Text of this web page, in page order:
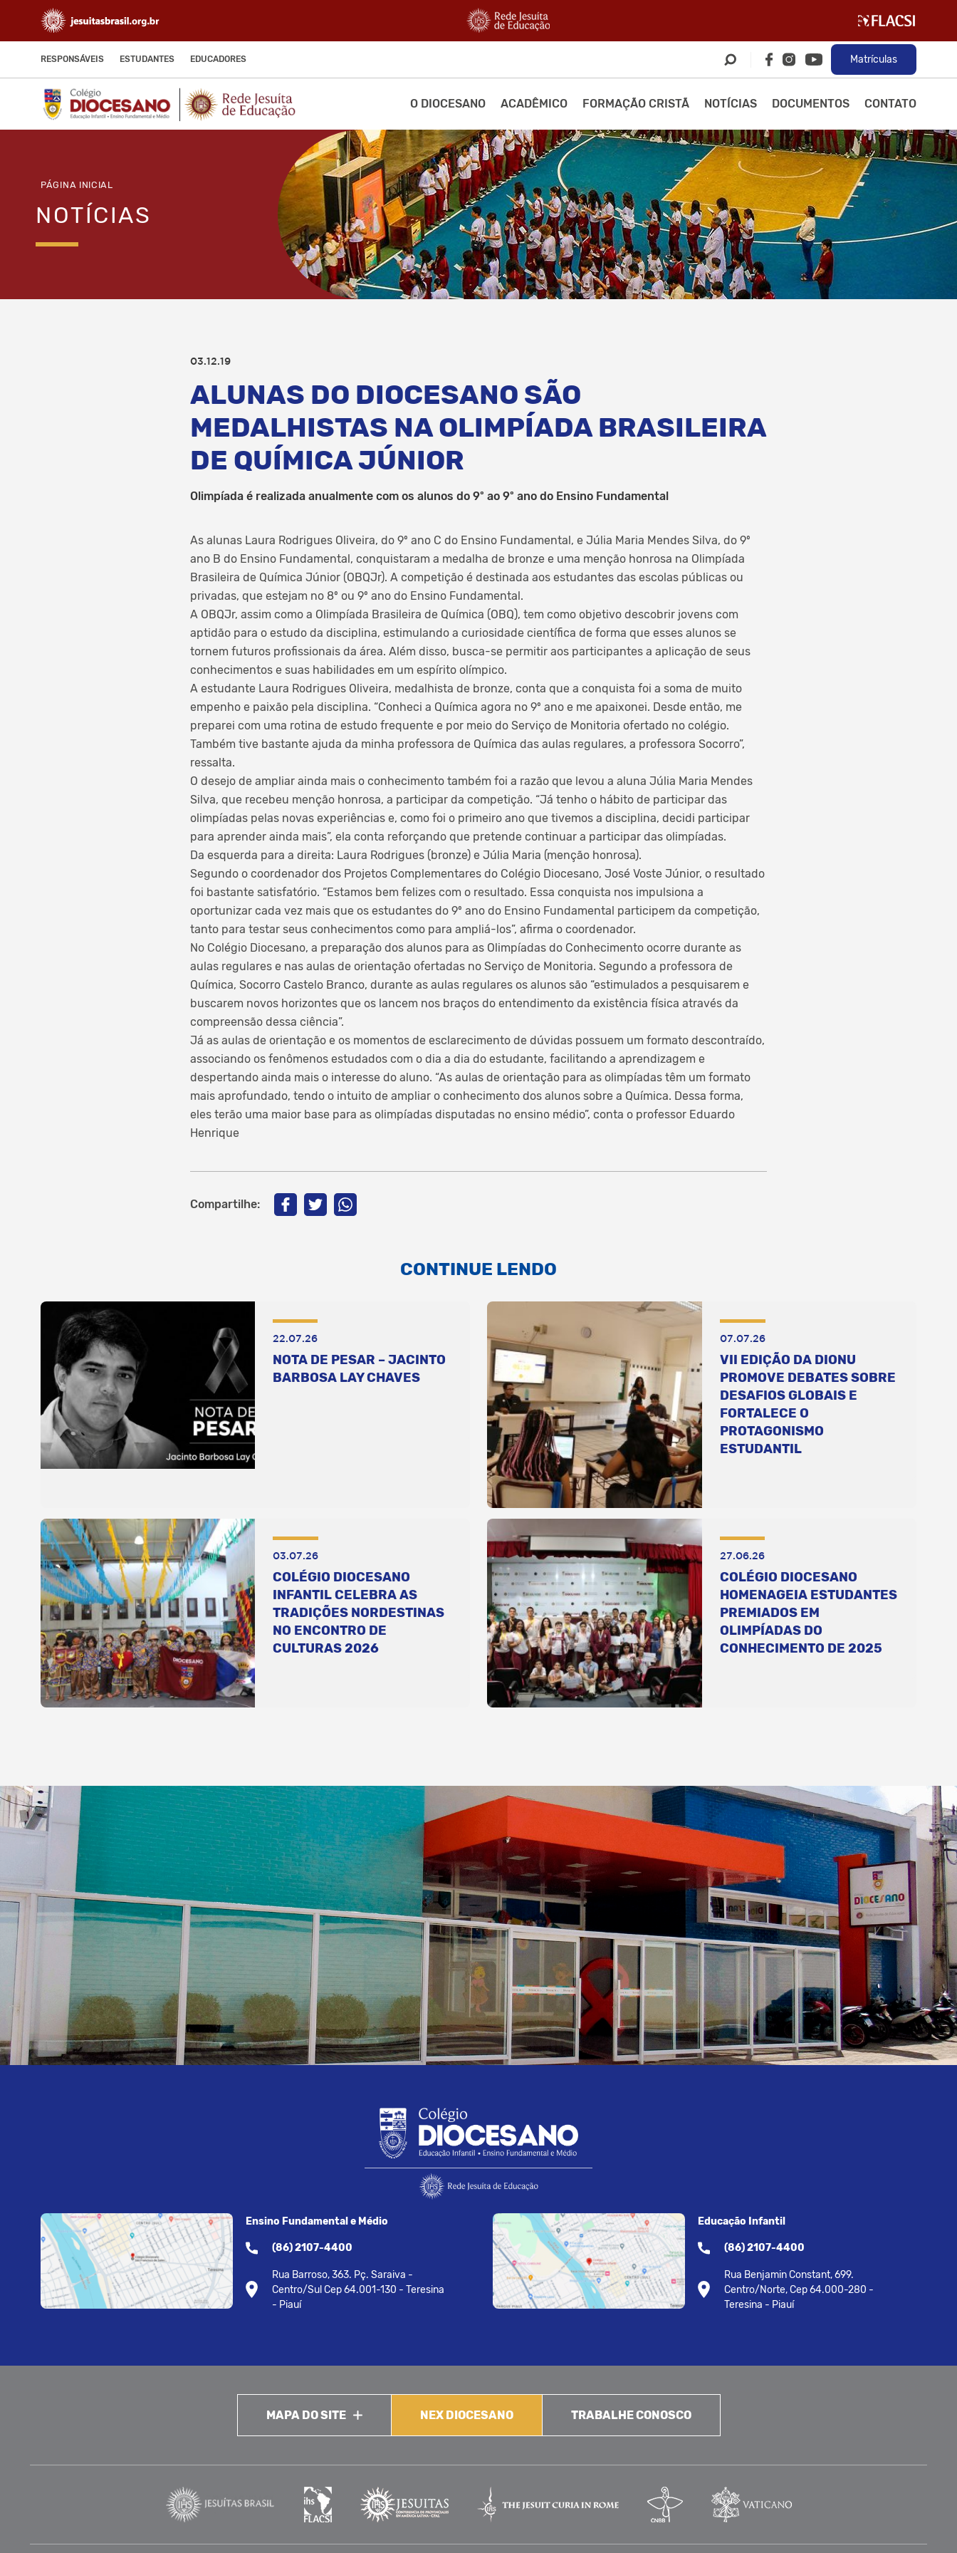
RESPONSÁVEIS ESTUDANTES EDUCADORES Matrículas
O DIOCESANO ACADÊMICO FORMAÇÃO CRISTÃ NOTÍCIAS DOCUMENTOS CONTATO
PÁGINA INICIAL
NOTÍCIAS
03.12.19
ALUNAS DO DIOCESANO SÃO
MEDALHISTAS NA OLIMPÍADA BRASILEIRA
DE QUÍMICA JÚNIOR
Olimpíada é realizada anualmente com os alunos do 9º ao 9º ano do Ensino Fundamental
As alunas Laura Rodrigues Oliveira, do 9º ano C do Ensino Fundamental, e Júlia Maria Mendes Silva, do 9º
ano B do Ensino Fundamental, conquistaram a medalha de bronze e uma menção honrosa na Olimpíada
Brasileira de Química Júnior (OBQJr). A competição é destinada aos estudantes das escolas públicas ou
privadas, que estejam no 8º ou 9º ano do Ensino Fundamental.
A OBQJr, assim como a Olimpíada Brasileira de Química (OBQ), tem como objetivo descobrir jovens com
aptidão para o estudo da disciplina, estimulando a curiosidade científica de forma que esses alunos se
tornem futuros profissionais da área. Além disso, busca-se permitir aos participantes a aplicação de seus
conhecimentos e suas habilidades em um espírito olímpico.
A estudante Laura Rodrigues Oliveira, medalhista de bronze, conta que a conquista foi a soma de muito
empenho e paixão pela disciplina. “Conheci a Química agora no 9º ano e me apaixonei. Desde então, me
preparei com uma rotina de estudo frequente e por meio do Serviço de Monitoria ofertado no colégio.
Também tive bastante ajuda da minha professora de Química das aulas regulares, a professora Socorro”,
ressalta.
O desejo de ampliar ainda mais o conhecimento também foi a razão que levou a aluna Júlia Maria Mendes
Silva, que recebeu menção honrosa, a participar da competição. “Já tenho o hábito de participar das
olimpíadas pelas novas experiências e, como foi o primeiro ano que tivemos a disciplina, decidi participar
para aprender ainda mais”, ela conta reforçando que pretende continuar a participar das olimpíadas.
Da esquerda para a direita: Laura Rodrigues (bronze) e Júlia Maria (menção honrosa).
Segundo o coordenador dos Projetos Complementares do Colégio Diocesano, José Voste Júnior, o resultado
foi bastante satisfatório. “Estamos bem felizes com o resultado. Essa conquista nos impulsiona a
oportunizar cada vez mais que os estudantes do 9º ano do Ensino Fundamental participem da competição,
tanto para testar seus conhecimentos como para ampliá-los”, afirma o coordenador.
No Colégio Diocesano, a preparação dos alunos para as Olimpíadas do Conhecimento ocorre durante as
aulas regulares e nas aulas de orientação ofertadas no Serviço de Monitoria. Segundo a professora de
Química, Socorro Castelo Branco, durante as aulas regulares os alunos são “estimulados a pesquisarem e
buscarem novos horizontes que os lancem nos braços do entendimento da existência física através da
compreensão dessa ciência”.
Já as aulas de orientação e os momentos de esclarecimento de dúvidas possuem um formato descontraído,
associando os fenômenos estudados com o dia a dia do estudante, facilitando a aprendizagem e
despertando ainda mais o interesse do aluno. “As aulas de orientação para as olimpíadas têm um formato
mais aprofundado, tendo o intuito de ampliar o conhecimento dos alunos sobre a Química. Dessa forma,
eles terão uma maior base para as olimpíadas disputadas no ensino médio”, conta o professor Eduardo
Henrique
Compartilhe:
CONTINUE LENDO
22.07.26
NOTA DE PESAR – JACINTO
BARBOSA LAY CHAVES
07.07.26
VII EDIÇÃO DA DIONU
PROMOVE DEBATES SOBRE
DESAFIOS GLOBAIS E
FORTALECE O
PROTAGONISMO
ESTUDANTIL
03.07.26
COLÉGIO DIOCESANO
INFANTIL CELEBRA AS
TRADIÇÕES NORDESTINAS
NO ENCONTRO DE
CULTURAS 2026
27.06.26
COLÉGIO DIOCESANO
HOMENAGEIA ESTUDANTES
PREMIADOS EM
OLIMPÍADAS DO
CONHECIMENTO DE 2025
Ensino Fundamental e Médio
(86) 2107-4400
Rua Barroso, 363. Pç. Saraiva -
Centro/Sul Cep 64.001-130 - Teresina
- Piauí
Educação Infantil
(86) 2107-4400
Rua Benjamin Constant, 699.
Centro/Norte, Cep 64.000-280 -
Teresina - Piauí
MAPA DO SITE NEX DIOCESANO TRABALHE CONOSCO